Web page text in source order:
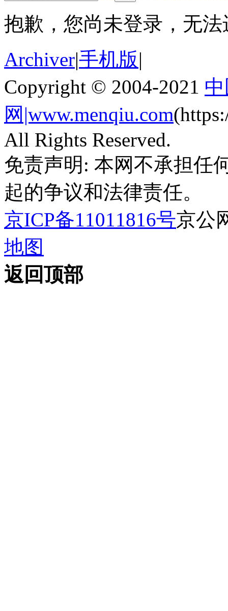
抱歉，您尚未登录，无
Archiver|手机版|
Copyright © 2004-2021
网|www.menqiu.com
All Rights Reserved.
免责声明: 本网不承担任
起的争议和法律责任。
京ICP备11011816号京公
地图
返回顶部